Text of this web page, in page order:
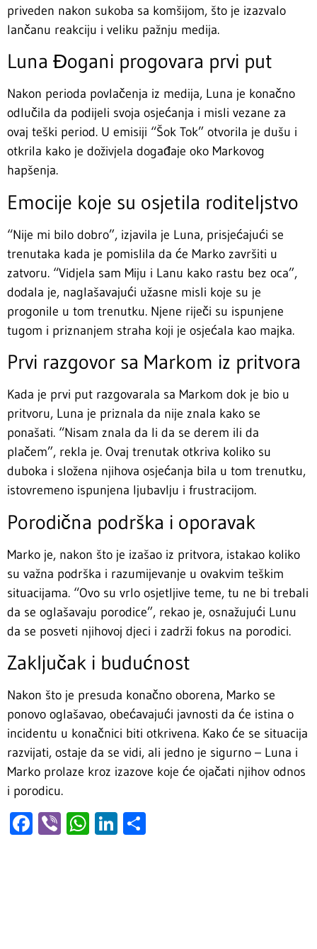
priveden nakon sukoba sa komšijom, što je izazvalo
lančanu reakciju i veliku pažnju medija.
Luna Đogani progovara prvi put
Nakon perioda povlačenja iz medija, Luna je konačno
odlučila da podijeli svoja osjećanja i misli vezane za
ovaj teški period. U emisiji “Šok Tok” otvorila je dušu i
otkrila kako je doživjela događaje oko Markovog
hapšenja.
Emocije koje su osjetila roditeljstvo
“Nije mi bilo dobro”, izjavila je Luna, prisjećajući se
trenutaka kada je pomislila da će Marko završiti u
zatvoru. “Vidjela sam Miju i Lanu kako rastu bez oca”,
dodala je, naglašavajući užasne misli koje su je
progonile u tom trenutku. Njene riječi su ispunjene
tugom i priznanjem straha koji je osjećala kao majka.
Prvi razgovor sa Markom iz pritvora
Kada je prvi put razgovarala sa Markom dok je bio u
pritvoru, Luna je priznala da nije znala kako se
ponašati. “Nisam znala da li da se derem ili da
plačem”, rekla je. Ovaj trenutak otkriva koliko su
duboka i složena njihova osjećanja bila u tom trenutku,
istovremeno ispunjena ljubavlju i frustracijom.
Porodična podrška i oporavak
Marko je, nakon što je izašao iz pritvora, istakao koliko
su važna podrška i razumijevanje u ovakvim teškim
situacijama. “Ovo su vrlo osjetljive teme, tu ne bi trebali
da se oglašavaju porodice”, rekao je, osnažujući Lunu
da se posveti njihovoj djeci i zadrži fokus na porodici.
Zaključak i budućnost
Nakon što je presuda konačno oborena, Marko se
ponovo oglašavao, obećavajući javnosti da će istina o
incidentu u konačnici biti otkrivena. Kako će se situacija
razvijati, ostaje da se vidi, ali jedno je sigurno – Luna i
Marko prolaze kroz izazove koje će ojačati njihov odnos
i porodicu.
Facebook
ViberWhatsApp
LinkedIn